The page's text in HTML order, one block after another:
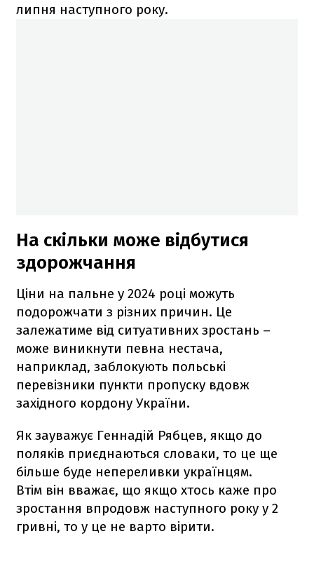
липня наступного року.
На скільки може відбутися
здорожчання
Ціни на пальне у 2024 році можуть
подорожчати з різних причин. Це
залежатиме від ситуативних зростань –
може виникнути певна нестача,
наприклад, заблокують польські
перевізники пункти пропуску вдовж
західного кордону України.
Як зауважує Геннадій Рябцев, якщо до
поляків приєднаються словаки, то це ще
більше буде непереливки українцям.
Втім він вважає, що якщо хтось каже про
зростання впродовж наступного року у 2
гривні, то у це не варто вірити.